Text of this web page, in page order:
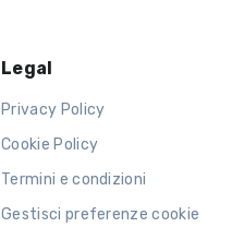
Legal
Privacy Policy
Cookie Policy
Termini e condizioni
Gestisci preferenze cookie